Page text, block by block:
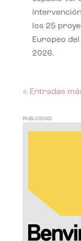
los 25
Europeo
2026.
« Entradas
PUBLICIDAD